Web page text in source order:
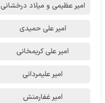
امیر عظیمی و میلاد درخشانی
امیر علی حمیدی
امیر علی کریمخانی
امیر علیمردانی
امیر غفارمنش